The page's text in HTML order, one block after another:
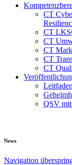
CT
CT
CT
CT
CT
CT
QSV
News
Navigation